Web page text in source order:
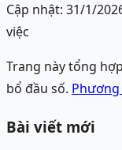
Cập nhật: 31/1/
việc
Trang này tổng
bổ đầu số.
Bài viết mới